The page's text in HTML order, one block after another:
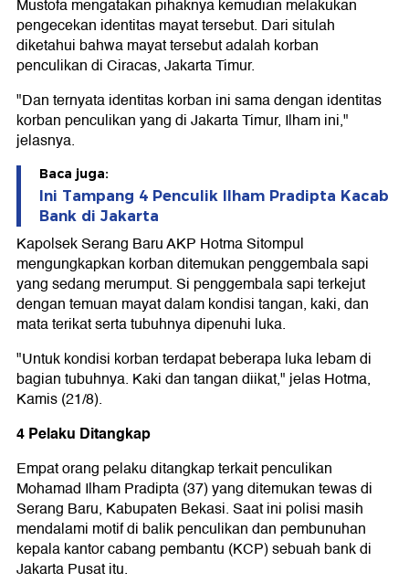
Mustofa mengatakan pihaknya kemudian melakukan
pengecekan identitas mayat tersebut. Dari situlah
diketahui bahwa mayat tersebut adalah korban
penculikan di Ciracas, Jakarta Timur.
"Dan ternyata identitas korban ini sama dengan identitas
korban penculikan yang di Jakarta Timur, Ilham ini,"
jelasnya.
Baca juga:
Ini Tampang 4 Penculik Ilham Pradipta Kacab
Bank di Jakarta
Kapolsek Serang Baru AKP Hotma Sitompul
mengungkapkan korban ditemukan penggembala sapi
yang sedang merumput. Si penggembala sapi terkejut
dengan temuan mayat dalam kondisi tangan, kaki, dan
mata terikat serta tubuhnya dipenuhi luka.
"Untuk kondisi korban terdapat beberapa luka lebam di
bagian tubuhnya. Kaki dan tangan diikat," jelas Hotma,
Kamis (21/8).
4 Pelaku Ditangkap
Empat orang pelaku ditangkap terkait penculikan
Mohamad Ilham Pradipta (37) yang ditemukan tewas di
Serang Baru, Kabupaten Bekasi. Saat ini polisi masih
mendalami motif di balik penculikan dan pembunuhan
kepala kantor cabang pembantu (KCP) sebuah bank di
Jakarta Pusat itu.